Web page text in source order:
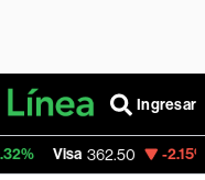
Ingresar
362.50 -2.15%